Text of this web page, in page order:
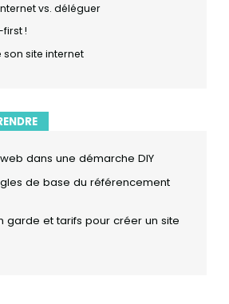
vs. déléguer
!
son site internet
dans une démarche DIY
de base du référencement
garde et tarifs pour créer un site